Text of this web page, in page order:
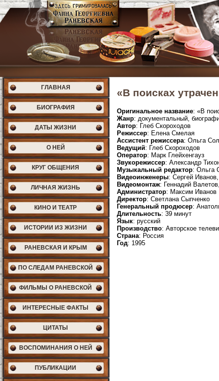
ГЛАВНАЯ
БИОГРАФИЯ
ДАТЫ ЖИЗНИ
О НЕЙ
КРУГ ОБЩЕНИЯ
ЛИЧНАЯ ЖИЗНЬ
КИНО И ТЕАТР
ИСТОРИИ ИЗ ЖИЗНИ
РАНЕВСКАЯ И КРЫМ
ПО СЛЕДАМ РАНЕВСКОЙ
ФИЛЬМЫ О РАНЕВСКОЙ
ИНТЕРЕСНЫЕ ФАКТЫ
ЦИТАТЫ
ВОСПОМИНАНИЯ О НЕЙ
ПУБЛИКАЦИИ
«В поисках
Оригинальное название: «В
Жанр: документальный,
Автор: Глеб Скороходов
Режиссер: Елена Смелая
Ассистент режиссера: Ольга
Ведущий: Глеб Скороходов
Оператор: Марк Глейхенгауз
Звукорежиссер: Александр
Музыкальный редактор: Ольга
Видеоинженеры: Сергей
Видеомонтаж: Геннадий
Администратор: Максим Иванов
Директор: Светлана Сыпченко
Генеральный продюсер:
Длительность: 39 минут
Язык: русский
Производство: Авторское
Страна: Россия
Год: 1995